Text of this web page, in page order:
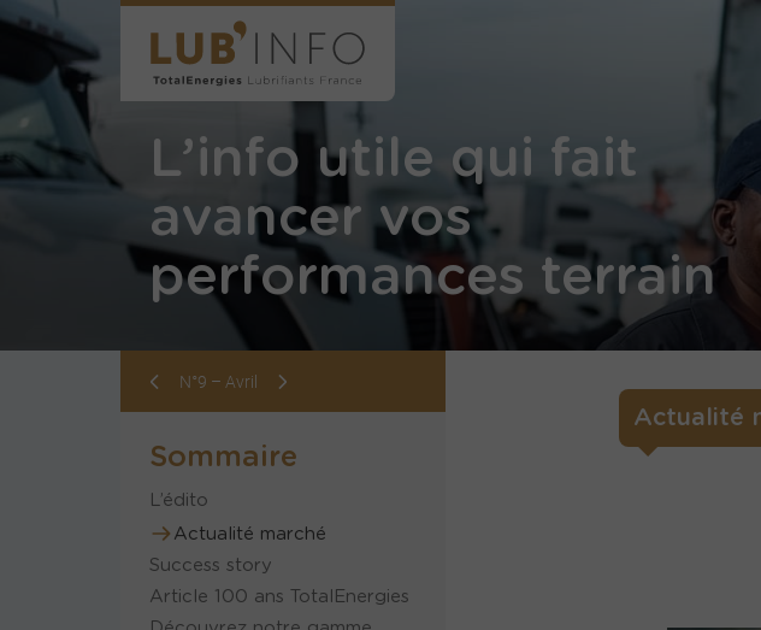
L’info utile qui fait
avancer vos
performances terrain
N°9 – Avril
Sommaire
L’édito
Actualité marché
Success story
Article 100 ans TotalEnergies
Actualité